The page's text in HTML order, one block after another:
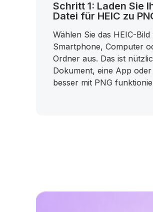
Schritt 1: Laden Sie
Datei für HEIC zu
Wählen Sie das HEIC-
Smartphone, Computer
Ordner aus. Das ist
Dokument, eine App
besser mit PNG